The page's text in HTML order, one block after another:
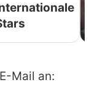
Mail an: